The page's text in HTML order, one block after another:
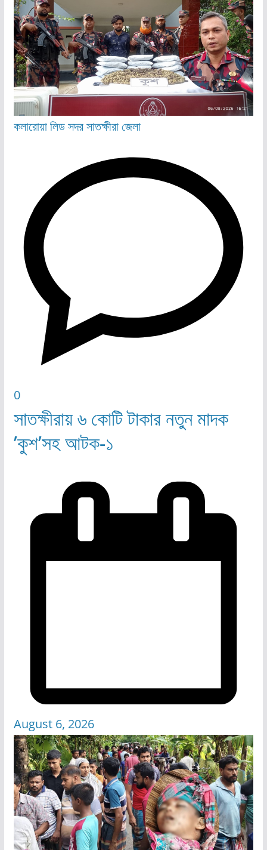
কলারোয়ালিডসদরসাতক্ষীরা জেলা
0
সাতক্ষীরায় ৬ কোটি টাকার নতুন মাদক
’কুশ’সহ আটক-১
August 6, 2026